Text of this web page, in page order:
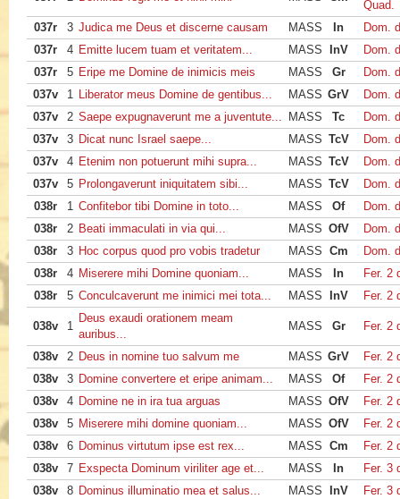
Quad.
037r
3 Judica me Deus et discerne causam MASS In
Dom.
037r
4 Emitte lucem tuam et veritatem... MASS InV
Dom.
037r
5 Eripe me Domine de inimicis meis MASS Gr
Dom.
037v
1 Liberator meus Domine de gentibus... MASS GrV
Dom.
037v
2 Saepe expugnaverunt me a juventute... MASS Tc
Dom.
037v
3 Dicat nunc Israel saepe... MASS TcV
Dom.
037v
4 Etenim non potuerunt mihi supra... MASS TcV
Dom.
037v
5 Prolongaverunt iniquitatem sibi... MASS TcV
Dom.
038r
1 Confitebor tibi Domine in toto... MASS Of
Dom.
038r
2 Beati immaculati in via qui... MASS OfV
Dom.
038r
3 Hoc corpus quod pro vobis tradetur MASS Cm
Dom.
038r
4 Miserere mihi Domine quoniam... MASS In
Fer. 2
038r
5 Conculcaverunt me inimici mei tota... MASS InV Fer. 2
038v 1
Deus exaudi orationem meam
auribus...
MASS Gr Fer. 2
038v 2 Deus in nomine tuo salvum me MASS GrV
Fer. 2
038v
3 Domine convertere et eripe animam... MASS Of
Fer. 2
038v
4 Domine ne in ira tua arguas MASS OfV
Fer. 2
038v
5 Miserere mihi domine quoniam... MASS OfV
Fer. 2
038v
6 Dominus virtutum ipse est rex... MASS Cm
Fer. 2
038v
7 Exspecta Dominum viriliter age et... MASS In
Fer. 3
038v
8 Dominus illuminatio mea et salus... MASS InV
Fer. 3